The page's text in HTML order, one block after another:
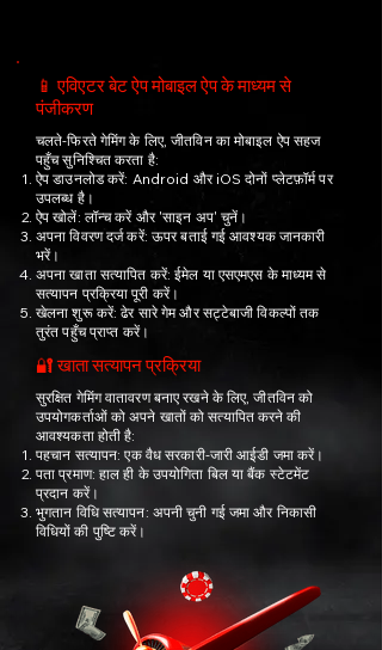
📱 एविएटर बेट ऐप मोबाइल ऐप के माध्यम से
पंजीकरण
चलते-फिरते गेमिंग के लिए, जीतविन का मोबाइल ऐप सहज
पहुँच सुनिश्चित करता है:
ऐप डाउनलोड करें: Android और iOS दोनों प्लेटफ़ॉर्म पर
उपलब्ध है।
ऐप खोलें: लॉन्च करें और 'साइन अप' चुनें।
अपना विवरण दर्ज करें: ऊपर बताई गई आवश्यक जानकारी
भरें।
अपना खाता सत्यापित करें: ईमेल या एसएमएस के माध्यम से
सत्यापन प्रक्रिया पूरी करें।
खेलना शुरू करें: ढेर सारे गेम और सट्टेबाजी विकल्पों तक
तुरंत पहुँच प्राप्त करें।
🔐 खाता सत्यापन प्रक्रिया
सुरक्षित गेमिंग वातावरण बनाए रखने के लिए, जीतविन को
उपयोगकर्ताओं को अपने खातों को सत्यापित करने की
आवश्यकता होती है:
पहचान सत्यापन: एक वैध सरकारी-जारी आईडी जमा करें।
पता प्रमाण: हाल ही के उपयोगिता बिल या बैंक स्टेटमेंट
प्रदान करें।
भुगतान विधि सत्यापन: अपनी चुनी गई जमा और निकासी
विधियों की पुष्टि करें।